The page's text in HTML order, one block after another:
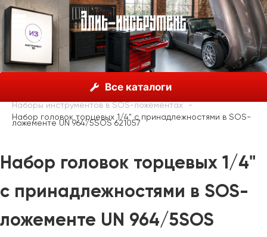
Все каталоги
Unior, Словения
Наборы инструментов
Наборы инструментов в SOS-ложементах
Набор головок торцевых 1/4" с принадлежностями в SOS-
ложементе UN 964/5SOS 621057
Набор головок торцевых 1/4"
с принадлежностями в SOS-
ложементе UN 964/5SOS